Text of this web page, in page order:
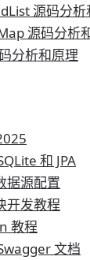
源码分析
源码分析
分析和原理
和 JPA
据源配置
开发教程
教程
文档